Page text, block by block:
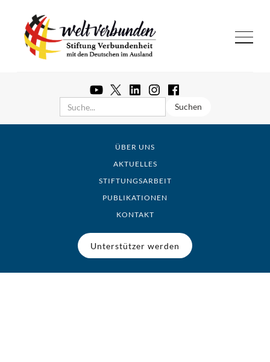
ÜBER UNS
AKTUELLES
STIFTUNGSARBEIT
PUBLIKATIONEN
KONTAKT
Unterstützer werden